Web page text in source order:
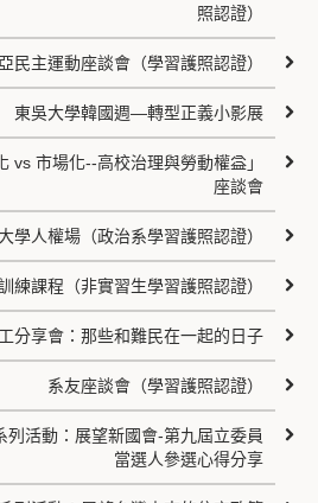
照認證）
民主運動座談會（學習護照認證）
東吳大學韓國週—轉型正義小影展
vs 市場化--高校治理與勞動權益」
座談會
學人權場（政治系學習護照認證）
練課程（非實習生學習護照認證）
分享會：那些和難民在一起的日子
系友座談會（學習護照認證）
列活動：展望新國會-第九屆立委員
當選人參選心得分享